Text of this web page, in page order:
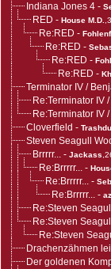
Indiana Jones 4 -
RED - House M.D.
Re:RED -
Re:RED -
Re:RED -
Re:RED -
Terminator IV /
Re:Terminator IV
Re:Terminator IV
Cloverfield -
Steven Seagull
Brrrrr... - Jackass
Re:Brrrrr... -
Re:Brrrrr... -
Re:Brrrrr... -
Re:Steven
Re:Steven
Re:Steven
Drachenzähmen
Der goldenen